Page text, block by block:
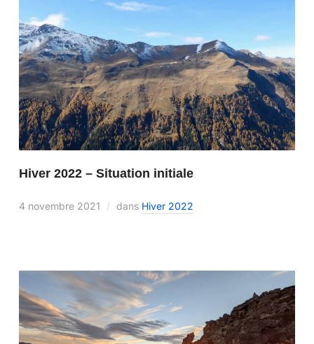
Hiver 2022 – Situation initiale
4 novembre 2021 dans Hiver 2022